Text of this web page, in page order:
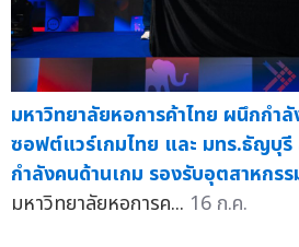
มหาวิทยาลัยหอการค้าไทย ผนึกกำ
ซอฟต์แวร์เกมไทย และ มทร.ธัญบุ
กำลังคนด้านเกม รองรับอุตสาหกร
มหาวิทยาลัยหอการค... 16 ก.ค.